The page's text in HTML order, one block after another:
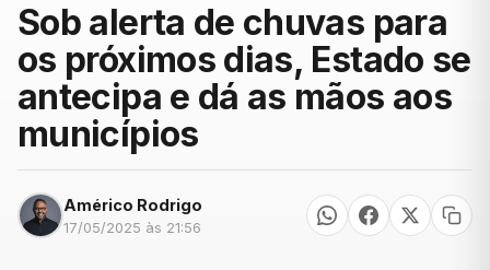
Sob alerta de chuvas para
os próximos dias, Estado se
antecipa e dá as mãos aos
municípios
Américo Rodrigo
17/05/2025 às 21:56